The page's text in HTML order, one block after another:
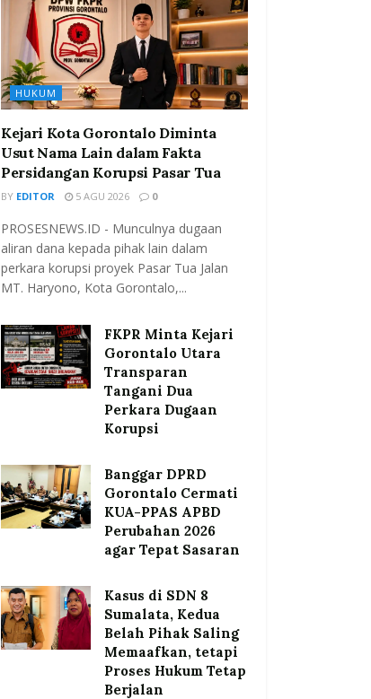
HUKUM
Kejari Kota Gorontalo Diminta
Usut Nama Lain dalam Fakta
Persidangan Korupsi Pasar Tua
BY EDITOR 5 AGU 2026 0
PROSESNEWS.ID - Munculnya dugaan
aliran dana kepada pihak lain dalam
perkara korupsi proyek Pasar Tua Jalan
MT. Haryono, Kota Gorontalo,...
FKPR Minta Kejari
Gorontalo Utara
Transparan
Tangani Dua
Perkara Dugaan
Korupsi
Banggar DPRD
Gorontalo Cermati
KUA-PPAS APBD
Perubahan 2026
agar Tepat Sasaran
Kasus di SDN 8
Sumalata, Kedua
Belah Pihak Saling
Memaafkan, tetapi
Proses Hukum Tetap
Berjalan